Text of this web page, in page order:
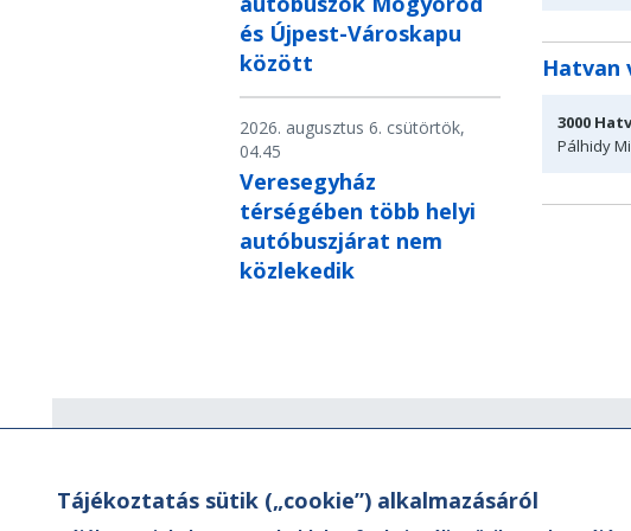
és Újpest-Városkapu
között
2026. augusztus 6. csütörtök,
04.45
Veresegyház
térségében több helyi
autóbuszjárat nem
közlekedik
Hatvan
3000
Pálhidy
Hírlevelünk segítségével értesülhet
Tájékoztatás sütik („cookie”) alkalmazásáról